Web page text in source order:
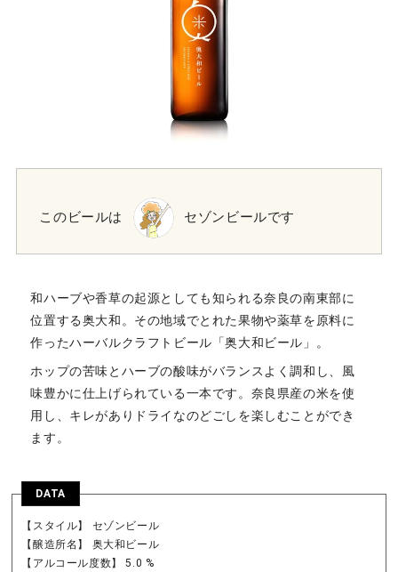
このビールは セゾンビールです
和ハーブや香草の起源としても知られる奈良の南東部に
位置する奥大和。その地域でとれた果物や薬草を原料に
作ったハーバルクラフトビール「奥大和ビール」。
ホップの苦味とハーブの酸味がバランスよく調和し、風
味豊かに仕上げられている一本です。奈良県産の米を使
用し、キレがありドライなのどごしを楽しむことができ
ます。
DATA
【スタイル】 セゾンビール
【醸造所名】 奥大和ビール
【アルコール度数】 5.0 %